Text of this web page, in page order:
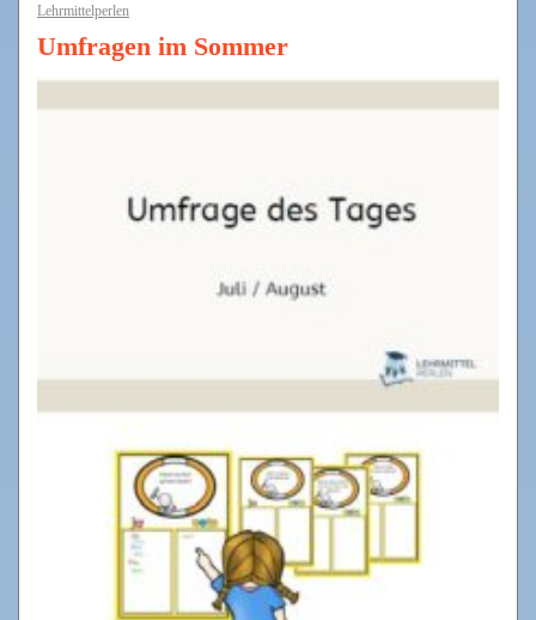
Lehrmittelperlen
Umfragen im Sommer